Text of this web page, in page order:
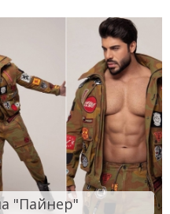
"Пайнер"